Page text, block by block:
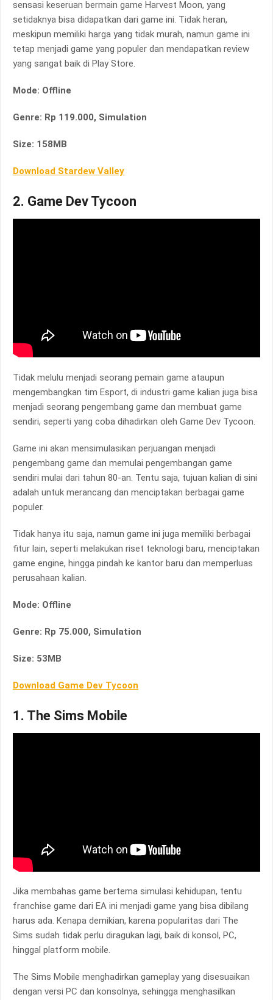
sensasi keseruan bermain game Harvest Moon, yang
setidaknya bisa didapatkan dari game ini. Tidak heran,
meskipun memiliki harga yang tidak murah, namun game ini
tetap menjadi game yang populer dan mendapatkan review
yang sangat baik di Play Store.
Mode: Offline
Genre: Rp 119.000, Simulation
Size: 158MB
Download Stardew Valley
2. Game Dev Tycoon
Tidak melulu menjadi seorang pemain game ataupun
mengembangkan tim Esport, di industri game kalian juga bisa
menjadi seorang pengembang game dan membuat game
sendiri, seperti yang coba dihadirkan oleh Game Dev Tycoon.
Game ini akan mensimulasikan perjuangan menjadi
pengembang game dan memulai pengembangan game
sendiri mulai dari tahun 80-an. Tentu saja, tujuan kalian di sini
adalah untuk merancang dan menciptakan berbagai game
populer.
Tidak hanya itu saja, namun game ini juga memiliki berbagai
fitur lain, seperti melakukan riset teknologi baru, menciptakan
game engine, hingga pindah ke kantor baru dan memperluas
perusahaan kalian.
Mode: Offline
Genre: Rp 75.000, Simulation
Size: 53MB
Download Game Dev Tycoon
1. The Sims Mobile
Jika membahas game bertema simulasi kehidupan, tentu
franchise game dari EA ini menjadi game yang bisa dibilang
harus ada. Kenapa demikian, karena popularitas dari The
Sims sudah tidak perlu diragukan lagi, baik di konsol, PC,
hinggal platform mobile.
The Sims Mobile menghadirkan gameplay yang disesuaikan
dengan versi PC dan konsolnya, sehingga menghasilkan